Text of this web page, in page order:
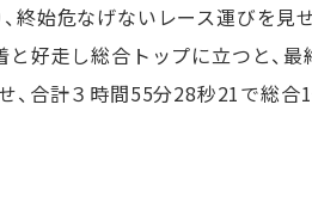
始危なげないレース運びを見
と好走し総合トップに立つと、最
、合計３時間55分28秒21で総合